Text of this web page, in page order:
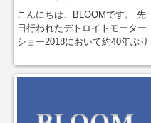
こんにちは、BLOOMです。 先
日行われたデトロイトモーター
ショー2018において約40年ぶり